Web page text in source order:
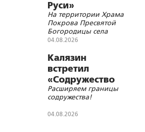
Руси»
На территории Храма
Покрова Пресвятой
Богородицы села
Покровка Ивнянского
области состоялась
лекция для беженцев с
территории Украины
04.08.2026
Калязин
встретил
«Содружество
православной
молодёжи»
Расширяем границы
содружества!
04.08.2026